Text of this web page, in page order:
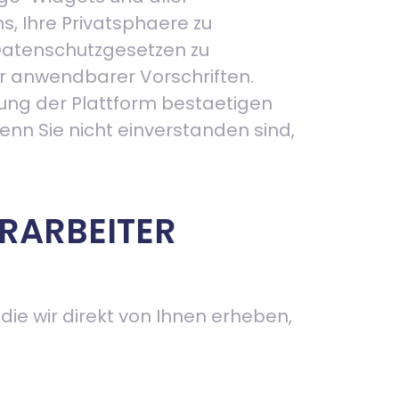
Ihre Privatsphaere zu
zu
anwendbarer Vorschriften.
der Plattform bestaetigen
Sie nicht einverstanden sind,
wir direkt von Ihnen erheben,